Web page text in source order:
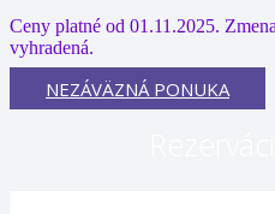
Ceny platné od 01.11.2025.
vyhradená.
NEZÁVÄZNÁ PONUKA